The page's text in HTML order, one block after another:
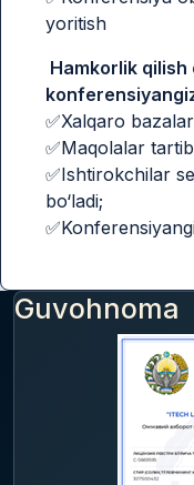
yoritish
Hamkorlik
✅Xalqaro
✅Maqolalar
✅Ishtirokchilar
bo‘ladi;
Guvohnoma